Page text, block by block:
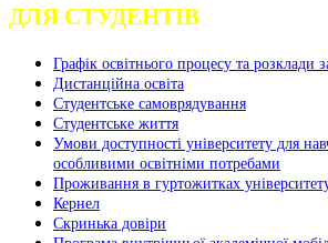
ДЛЯ СТУДЕНТІВ
Графік освітнього процесу та розклади
Дистанційна освіта
Студентське самоврядування
Студентське життя
Умови доступності університету для
особливими освітніми потребами
Проживання в гуртожитках
Кернел
Скринька довіри